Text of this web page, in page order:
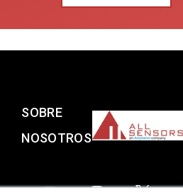
SOBRE
NOSOTROS